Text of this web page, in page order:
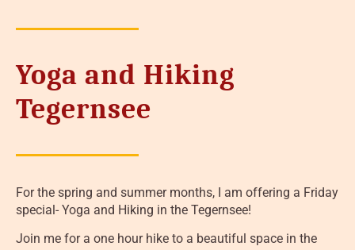
Yoga and Hiking
Tegernsee
For the spring and summer months, I am offering a Friday
special- Yoga and Hiking in the Tegernsee!
Join me for a one hour hike to a beautiful space in the